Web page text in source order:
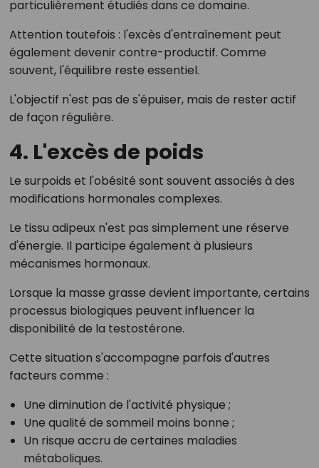
particulièrement étudiés dans ce domaine.
Attention toutefois : l'excès d'entraînement peut
également devenir contre-productif. Comme
souvent, l'équilibre reste essentiel.
L'objectif n'est pas de s'épuiser, mais de rester actif
de façon régulière.
4. L'excès de poids
Le surpoids et l'obésité sont souvent associés à des
modifications hormonales complexes.
Le tissu adipeux n'est pas simplement une réserve
d'énergie. Il participe également à plusieurs
mécanismes hormonaux.
Lorsque la masse grasse devient importante, certains
processus biologiques peuvent influencer la
disponibilité de la testostérone.
Cette situation s'accompagne parfois d'autres
facteurs comme :
Une diminution de l'activité physique ;
Une qualité de sommeil moins bonne ;
Un risque accru de certaines maladies
métaboliques.